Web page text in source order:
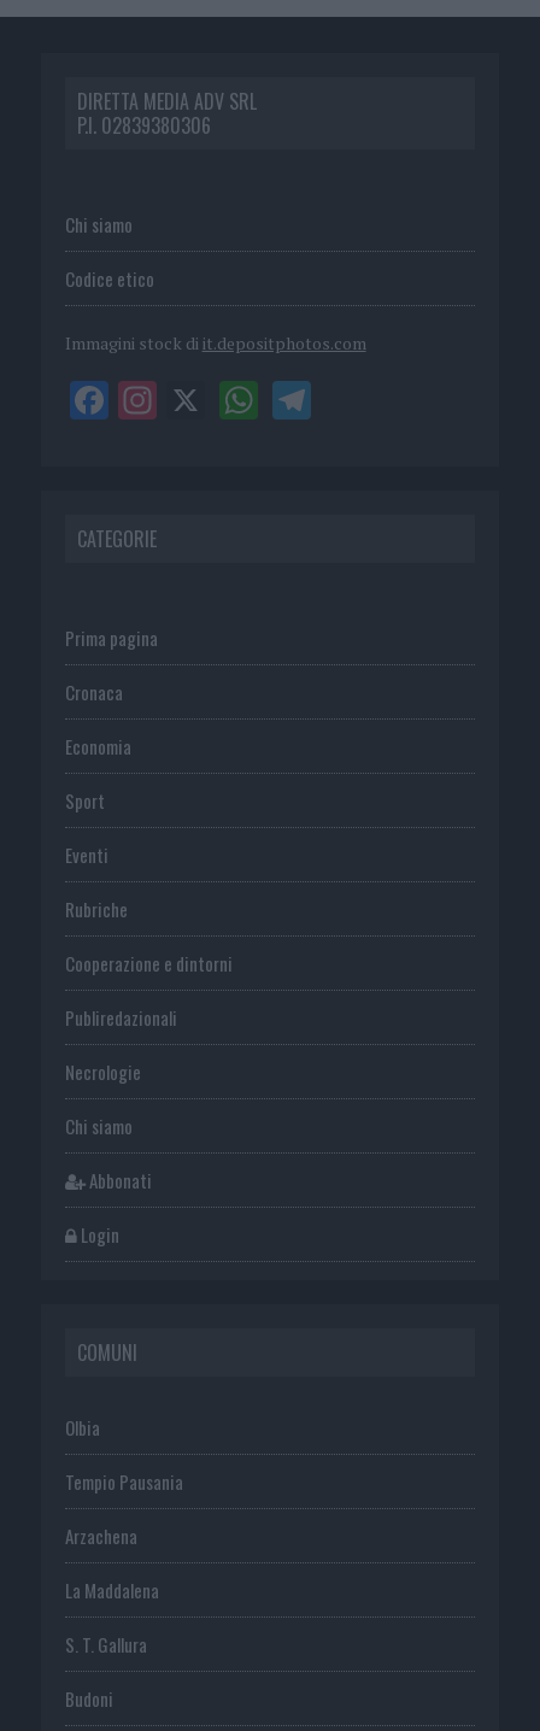
DIRETTA MEDIA ADV SRL
P.I. 02839380306
Chi siamo
Codice etico
Immagini stock di it.depositphotos.com
CATEGORIE
Prima pagina
Cronaca
Economia
Sport
Eventi
Rubriche
Cooperazione e dintorni
Publiredazionali
Necrologie
Chi siamo
Abbonati
Login
COMUNI
Olbia
Tempio Pausania
Arzachena
La Maddalena
S. T. Gallura
Budoni